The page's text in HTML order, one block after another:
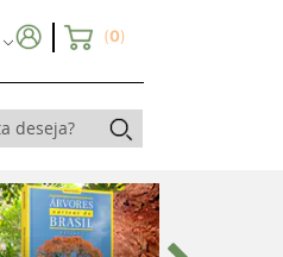
(0)